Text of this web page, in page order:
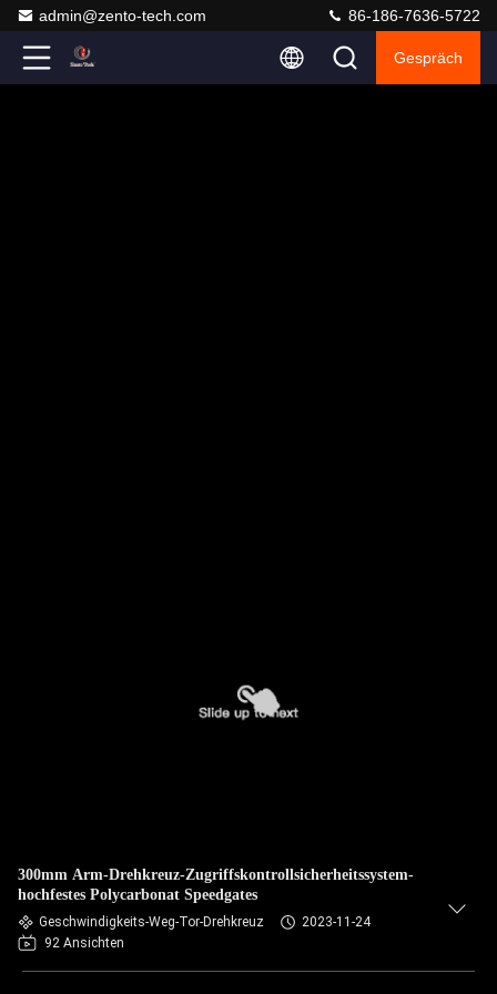
admin@zento-tech.com 86-186-7636-5722
Gespräch
300mm Arm-Drehkreuz-Zugriffskontrollsicherheitssystem-
hochfestes Polycarbonat Speedgates
Geschwindigkeits-Weg-Tor-Drehkreuz
2023-11-24
92 Ansichten